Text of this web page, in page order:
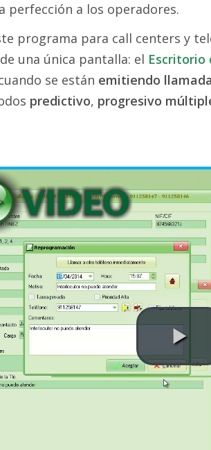
perfección a los operadores.
programa para call centers y
una única pantalla: el Escritorio
se están emitiendo
predictivo, progresivo